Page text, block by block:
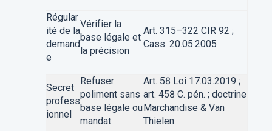
Régular
ité de la
demand
e
Vérifier la
base légale et
la précision
Art. 315–322 CIR 92 ;
Cass. 20.05.2005
Secret
profess
ionnel
Refuser
poliment sans
base légale ou
mandat
Art. 58 Loi 17.03.2019 ;
art. 458 C. pén. ; doctrine
Marchandise & Van
Thielen